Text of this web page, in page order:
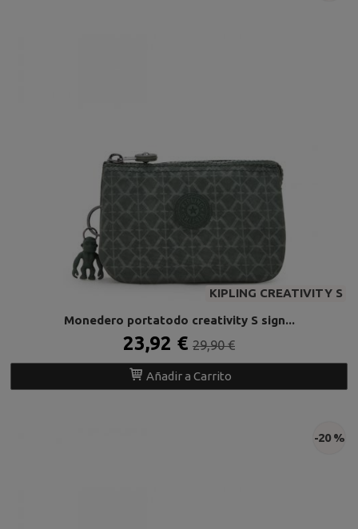
KIPLING CREATIVITY S
Monedero portatodo creativity S sign...
23,92 € 29,90 €
Añadir a Carrito
-20 %